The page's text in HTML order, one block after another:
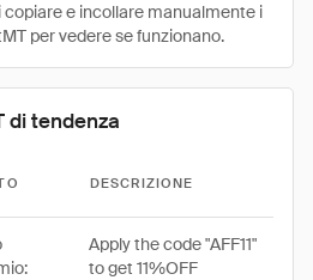
e incollare manualmente i
per vedere se funzionano.
di tendenza
DESCRIZIONE
Apply the code "AFF11"
to get 11%OFF